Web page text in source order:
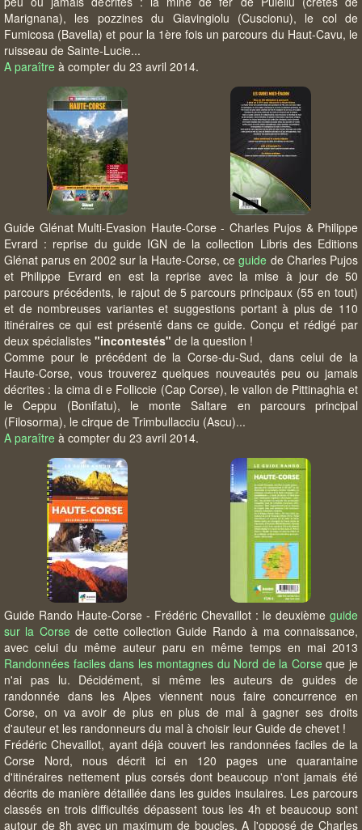
Marignana), les pozzines du Giavingiolu (Cuscionu), le col de
Fumicosa (Bavella) et pour la 1ère fois un parcours du Haut-Cavu, le
ruisseau de Sainte-Lucie...
A paraître à compter du 23 avril 2014.
Guide Glénat Multi-Evasion Haute-Corse - Charles Pujos & Philippe
Evrard : reprise du guide IGN de la collection Libris des Editions
Glénat parus en 2002 sur la Haute-Corse, ceguide de Charles Pujos
et Philippe Evrard en est la reprise avec la mise à jour de 50
parcours précédents, le rajout de 5 parcours principaux (55 en tout)
et de nombreuses variantes et suggestions portant à plus de 110
itinéraires ce qui est présenté dans ce guide. Conçu et rédigé par
deux spécialistes "incontestés" de la question !
Comme pour le précédent de la Corse-du-Sud, dans celui de la
Haute-Corse, vous trouverez quelques nouveautés peu ou jamais
décrites : la cima di e Folliccie (Cap Corse), le vallon de Pittinaghia et
le Ceppu (Bonifatu), le monte Saltare en parcours principal
(Filosorma), le cirque de Trimbullacciu (Ascu)...
A paraître à compter du 23 avril 2014.
Guide Rando Haute-Corse - Frédéric Chevaillot : le deuxième guide
sur la Corsede cette collection Guide Rando à ma connaissance,
avec celui du même auteur paru en même temps en mai 2013
Randonnées faciles dans les montagnes du Nord de la Corseque je
n'ai pas lu. Décidément, si même les auteurs de guides de
randonnée dans les Alpes viennent nous faire concurrence en
Corse, on va avoir de plus en plus de mal à gagner ses droits
d'auteur et les randonneurs du mal à choisir leur Guide de chevet !
Frédéric Chevaillot, ayant déjà couvert les randonnées faciles de la
Corse Nord, nous décrit ici en 120 pages une quarantaine
d'itinéraires nettement plus corsés dont beaucoup n'ont jamais été
décrits de manière détaillée dans les guides insulaires. Les parcours
classés en trois difficultés dépassent tous les 4h et beaucoup sont
autour de 8h avec un maximum de boucles. A l'opposé de Charles